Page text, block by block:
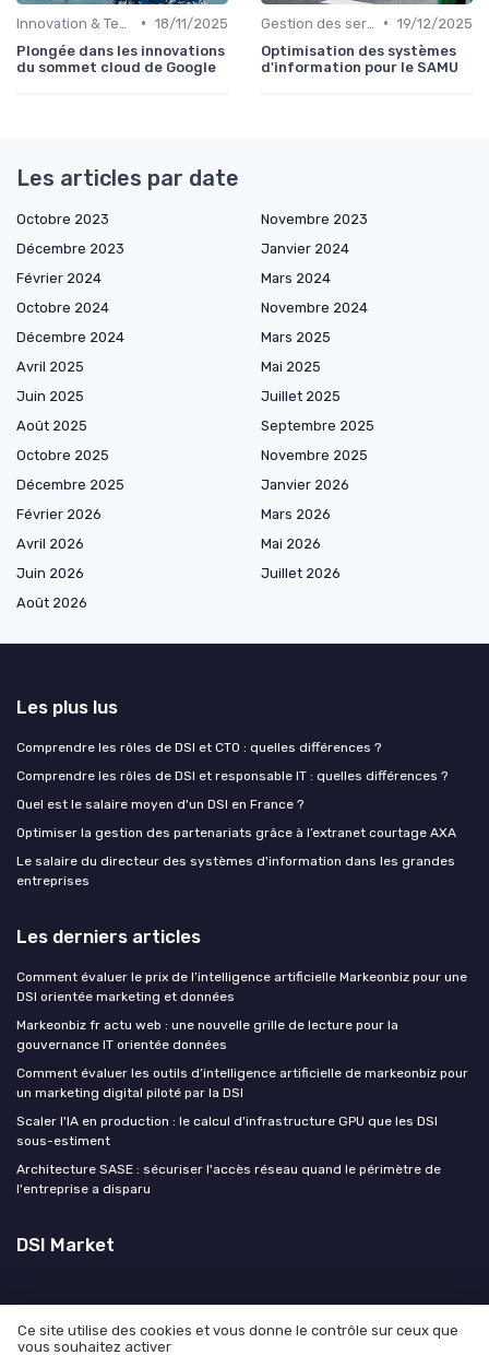
• 18/11/2025
Plongée dans les innovations
du sommet cloud de Google
• 19/12/2025
Optimisation des systèmes
d'information pour le SAMU
Les articles par date
Octobre 2023
Novembre 2023
Décembre 2023
Janvier 2024
Février 2024
Mars 2024
Octobre 2024
Novembre 2024
Décembre 2024
Mars 2025
Avril 2025
Mai 2025
Juin 2025
Juillet 2025
Août 2025
Septembre 2025
Octobre 2025
Novembre 2025
Décembre 2025
Janvier 2026
Février 2026
Mars 2026
Avril 2026
Mai 2026
Juin 2026
Juillet 2026
Août 2026
Les plus lus
Comprendre les rôles de DSI et CTO : quelles différences ?
Comprendre les rôles de DSI et responsable IT : quelles différences ?
Quel est le salaire moyen d'un DSI en France ?
Optimiser la gestion des partenariats grâce à l’extranet courtage AXA
Le salaire du directeur des systèmes d'information dans les grandes
entreprises
Les derniers articles
Comment évaluer le prix de l’intelligence artificielle Markeonbiz pour une
DSI orientée marketing et données
Markeonbiz fr actu web : une nouvelle grille de lecture pour la
gouvernance IT orientée données
Comment évaluer les outils d’intelligence artificielle de markeonbiz pour
un marketing digital piloté par la DSI
Scaler l'IA en production : le calcul d'infrastructure GPU que les DSI
sous-estiment
Architecture SASE : sécuriser l'accès réseau quand le périmètre de
l'entreprise a disparu
DSI Market
Ce site utilise des cookies et vous donne le contrôle sur ceux que
vous souhaitez activer